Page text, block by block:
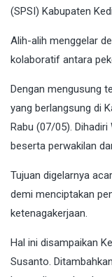
(SPSI) Kabupaten
Alih-alih menggelar
kolaboratif antara
Dengan mengusung
yang berlangsung di
Rabu (07/05).
beserta perwakilan
Tujuan digelarnya
demi menciptakan
ketenagakerjaan.
Hal ini disampaikan
Susanto.